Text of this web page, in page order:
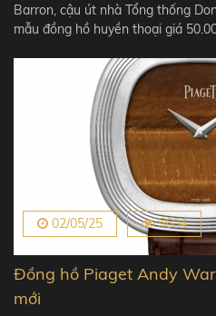
Barron, cậu út nhà Tổng thống
mẫu đồng hồ huyền thoại giá
02/05/25 5604
Đồng hồ Piaget Andy
mới